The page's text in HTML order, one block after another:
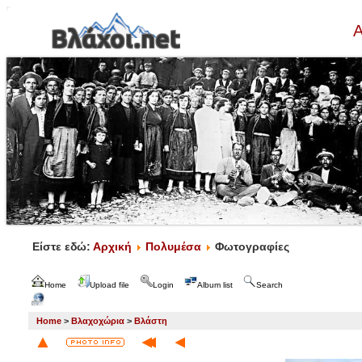
Είστε εδώ: Αρχική Πολυμέσα Φωτογραφίες
Home Upload file Login Album list Search
Home > Βλαχοχώρια > Βλάστη